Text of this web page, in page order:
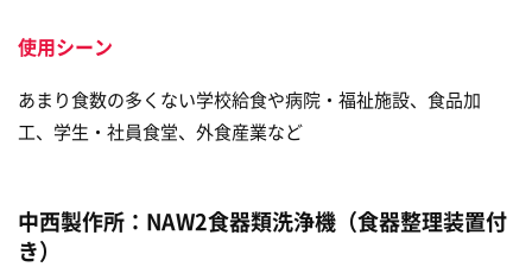
使用シーン
あまり食数の多くない学校給食や病院・福祉施設、食品加
工、学生・社員食堂、外食産業など
中西製作所：NAW2食器類洗浄機（食器整理装置付
き）